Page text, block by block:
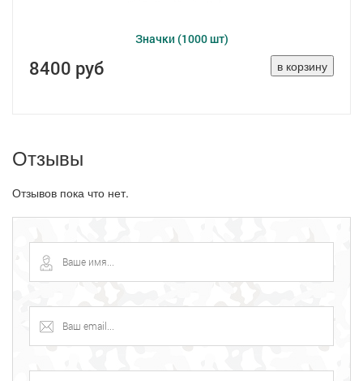
Значки (1000 шт)
8400 руб
Отзывы
Отзывов пока что нет.